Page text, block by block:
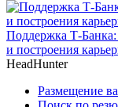
Поддержка Т-Банка:
и построения
HeadHunter
Размещение